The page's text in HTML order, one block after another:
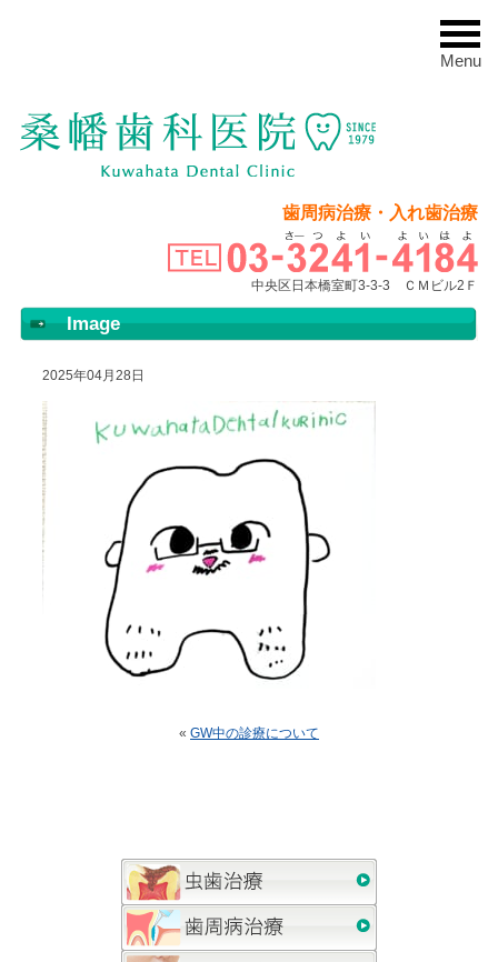
Menu
歯周病治療・入れ歯治療
中央区日本橋室町3-3-3 ＣＭビル2Ｆ
Image
2025年04月28日
« GW中の診療について